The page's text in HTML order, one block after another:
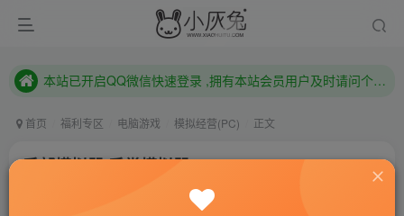
本站已开启QQ微信快速登录 ,拥有本站会员用户及时请问个人中心绑定！
本站已开启QQ微信快速登录 ,拥有本站会员用户及时请问个人中心绑定！
首页 福利专区 电脑游戏 模拟经营(PC) 正文
手部模拟器/手掌模拟器/Hand Simulator